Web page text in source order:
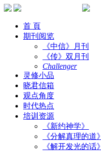
首 頁
期刊阅览
《中信》月刊
《传》双月刊
Challenger
灵修小品
晓君信箱
观点角度
时代热点
培训资源
《新约神学》
《分解真理的道》
《解开发光的话》